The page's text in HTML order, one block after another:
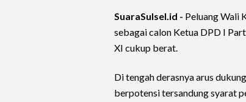
SuaraSulsel.id - Peluang Wali
sebagai calon Ketua DPD I
XI cukup berat.
Di tengah derasnya arus
berpotensi tersandung syarat